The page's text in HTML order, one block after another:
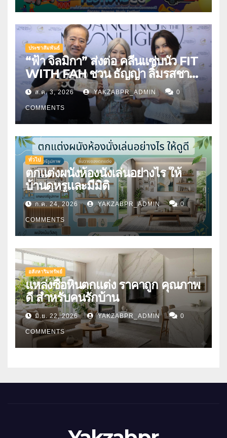
ประชาสัมพันธ์
“ฟ้า จิลมิกา” ส่งต่อ คลีนแซ่บนัว FIT
WITH FAH ชวน ธัญญ่า ลิ้มรสชาติ
อาหารคลีนสุดพรีเมียม
ส.ค. 3, 2026 YAKZABPR_ADMIN 0
COMMENTS
ทั่วไป
ตกแต่งผนังห้องนั่งเล่นอย่างไร ให้
บ้านดูหรูและมีมิติ
ก.ค. 24, 2026 YAKZABPR_ADMIN 0
COMMENTS
อสังหาริมทรัพย์
แหล่งซื้อหินตกแต่ง ราคาถูก คุณภาพ
ดี สำหรับคนรักบ้าน
มิ.ย. 22, 2026 YAKZABPR_ADMIN 0
COMMENTS